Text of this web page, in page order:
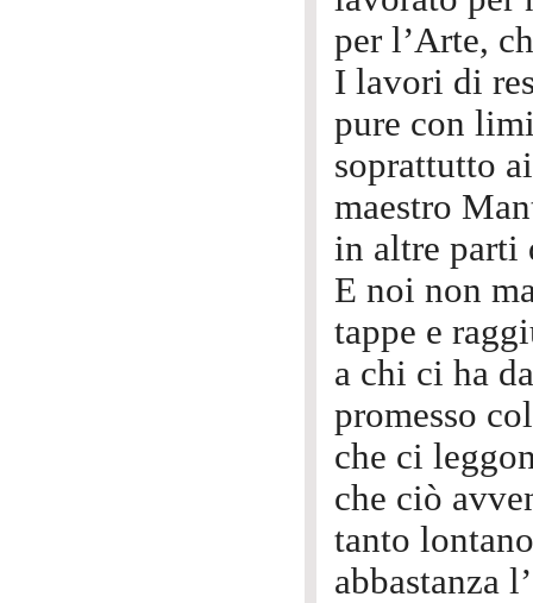
per l’Arte,
I lavori di
pure con
soprattutto
maestro
in altre parti
E noi non
tappe e
a chi ci ha
promesso
che ci
che ciò
tanto
abbastanza